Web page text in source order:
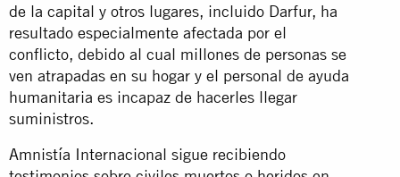
de la capital y otros lugares, incluido Darfur, ha
resultado especialmente afectada por el
conflicto, debido al cual millones de personas se
ven atrapadas en su hogar y el personal de ayuda
humanitaria es incapaz de hacerles llegar
suministros.
Amnistía Internacional sigue recibiendo